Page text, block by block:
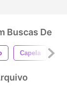
Buscas De
Capela